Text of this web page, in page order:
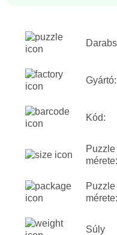
Gyártó:
Kód:
mérete:
mérete:
Súly